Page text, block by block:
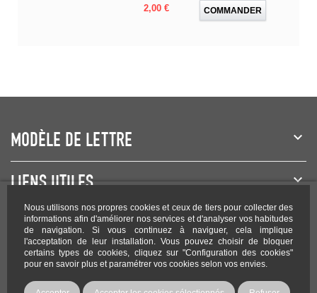
Nous utilisons nos propres cookies et ceux de tiers pour collecter des
informations afin d'améliorer nos services et d'analyser vos habitudes
de navigation. Si vous continuez à naviguer, cela implique
l'acceptation de leur installation. Vous pouvez choisir de bloquer
certains types de cookies, cliquez sur "Configuration des cookies"
pour en savoir plus et paramétrer vos cookies selon vos envies.
Prix
2,00 € COMMANDER
MODÈLE DE LETTRE
LIENS UTILES
NEWSLETTER